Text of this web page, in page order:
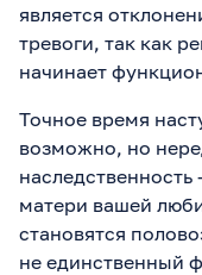
является
тревоги, так как
начинает
Точное время
возможно, но
наследственность
матери вашей
становятся
не единственный